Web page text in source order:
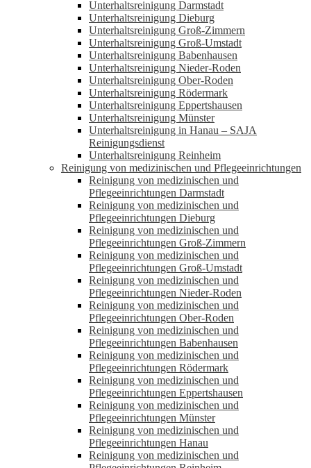
Unterhaltsreinigung Darmstadt
Unterhaltsreinigung Dieburg
Unterhaltsreinigung Groß-Zimmern
Unterhaltsreinigung Groß-Umstadt
Unterhaltsreinigung Babenhausen
Unterhaltsreinigung Nieder-Roden
Unterhaltsreinigung Ober-Roden
Unterhaltsreinigung Rödermark
Unterhaltsreinigung Eppertshausen
Unterhaltsreinigung Münster
Unterhaltsreinigung in Hanau – SAJA
Reinigungsdienst
Unterhaltsreinigung Reinheim
Reinigung von medizinischen und Pflegeeinrichtungen
Reinigung von medizinischen und
Pflegeeinrichtungen Darmstadt
Reinigung von medizinischen und
Pflegeeinrichtungen Dieburg
Reinigung von medizinischen und
Pflegeeinrichtungen Groß-Zimmern
Reinigung von medizinischen und
Pflegeeinrichtungen Groß-Umstadt
Reinigung von medizinischen und
Pflegeeinrichtungen Nieder-Roden
Reinigung von medizinischen und
Pflegeeinrichtungen Ober-Roden
Reinigung von medizinischen und
Pflegeeinrichtungen Babenhausen
Reinigung von medizinischen und
Pflegeeinrichtungen Rödermark
Reinigung von medizinischen und
Pflegeeinrichtungen Eppertshausen
Reinigung von medizinischen und
Pflegeeinrichtungen Münster
Reinigung von medizinischen und
Pflegeeinrichtungen Hanau
Reinigung von medizinischen und